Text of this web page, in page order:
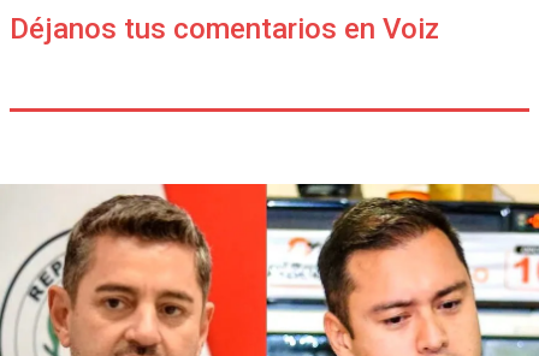
Déjanos tus comentarios en Voiz